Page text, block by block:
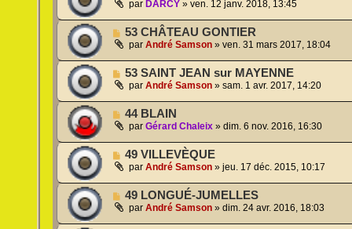
par DARCY »ven. 12 janv. 2018, 13:45
53 CHÂTEAU GONTIER
parAndré Samson »ven. 31 mars 2017, 18:04
53 SAINT JEAN sur MAYENNE
parAndré Samson »sam. 1 avr. 2017, 14:20
44 BLAIN
parGérard Chaleix »dim. 6 nov. 2016, 16:30
49 VILLEVÈQUE
parAndré Samson »jeu. 17 déc. 2015, 10:17
49 LONGUÉ-JUMELLES
parAndré Samson »dim. 24 avr. 2016, 18:03